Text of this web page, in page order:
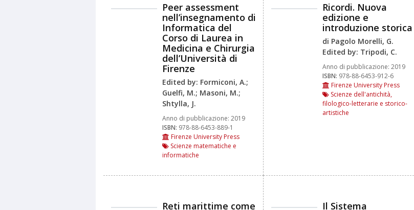
Peer assessment
nell’insegnamento di
Informatica del
Corso di Laurea in
Medicina e Chirurgia
dell’Università di
Firenze
Edited by: Formiconi, A.;
Guelfi, M.; Masoni, M.;
Shtylla, J.
Anno di pubblicazione: 2019
ISBN: 978-88-6453-889-1
Firenze University Press
Scienze matematiche e
informatiche
Ricordi. Nuova
edizione e
introduzione storica
di Pagolo Morelli, G.
Edited by: Tripodi, C.
Anno di pubblicazione: 2019
ISBN: 978-88-6453-912-6
Firenze University Press
Scienze dell'antichità,
filologico-letterarie e storico-
artistiche
Reti marittime come
Il Sistema